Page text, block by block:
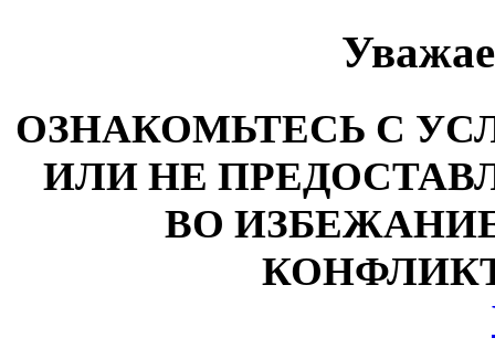
ОЗНАКОМЬТЕСЬ С
ИЛИ НЕ
ВО